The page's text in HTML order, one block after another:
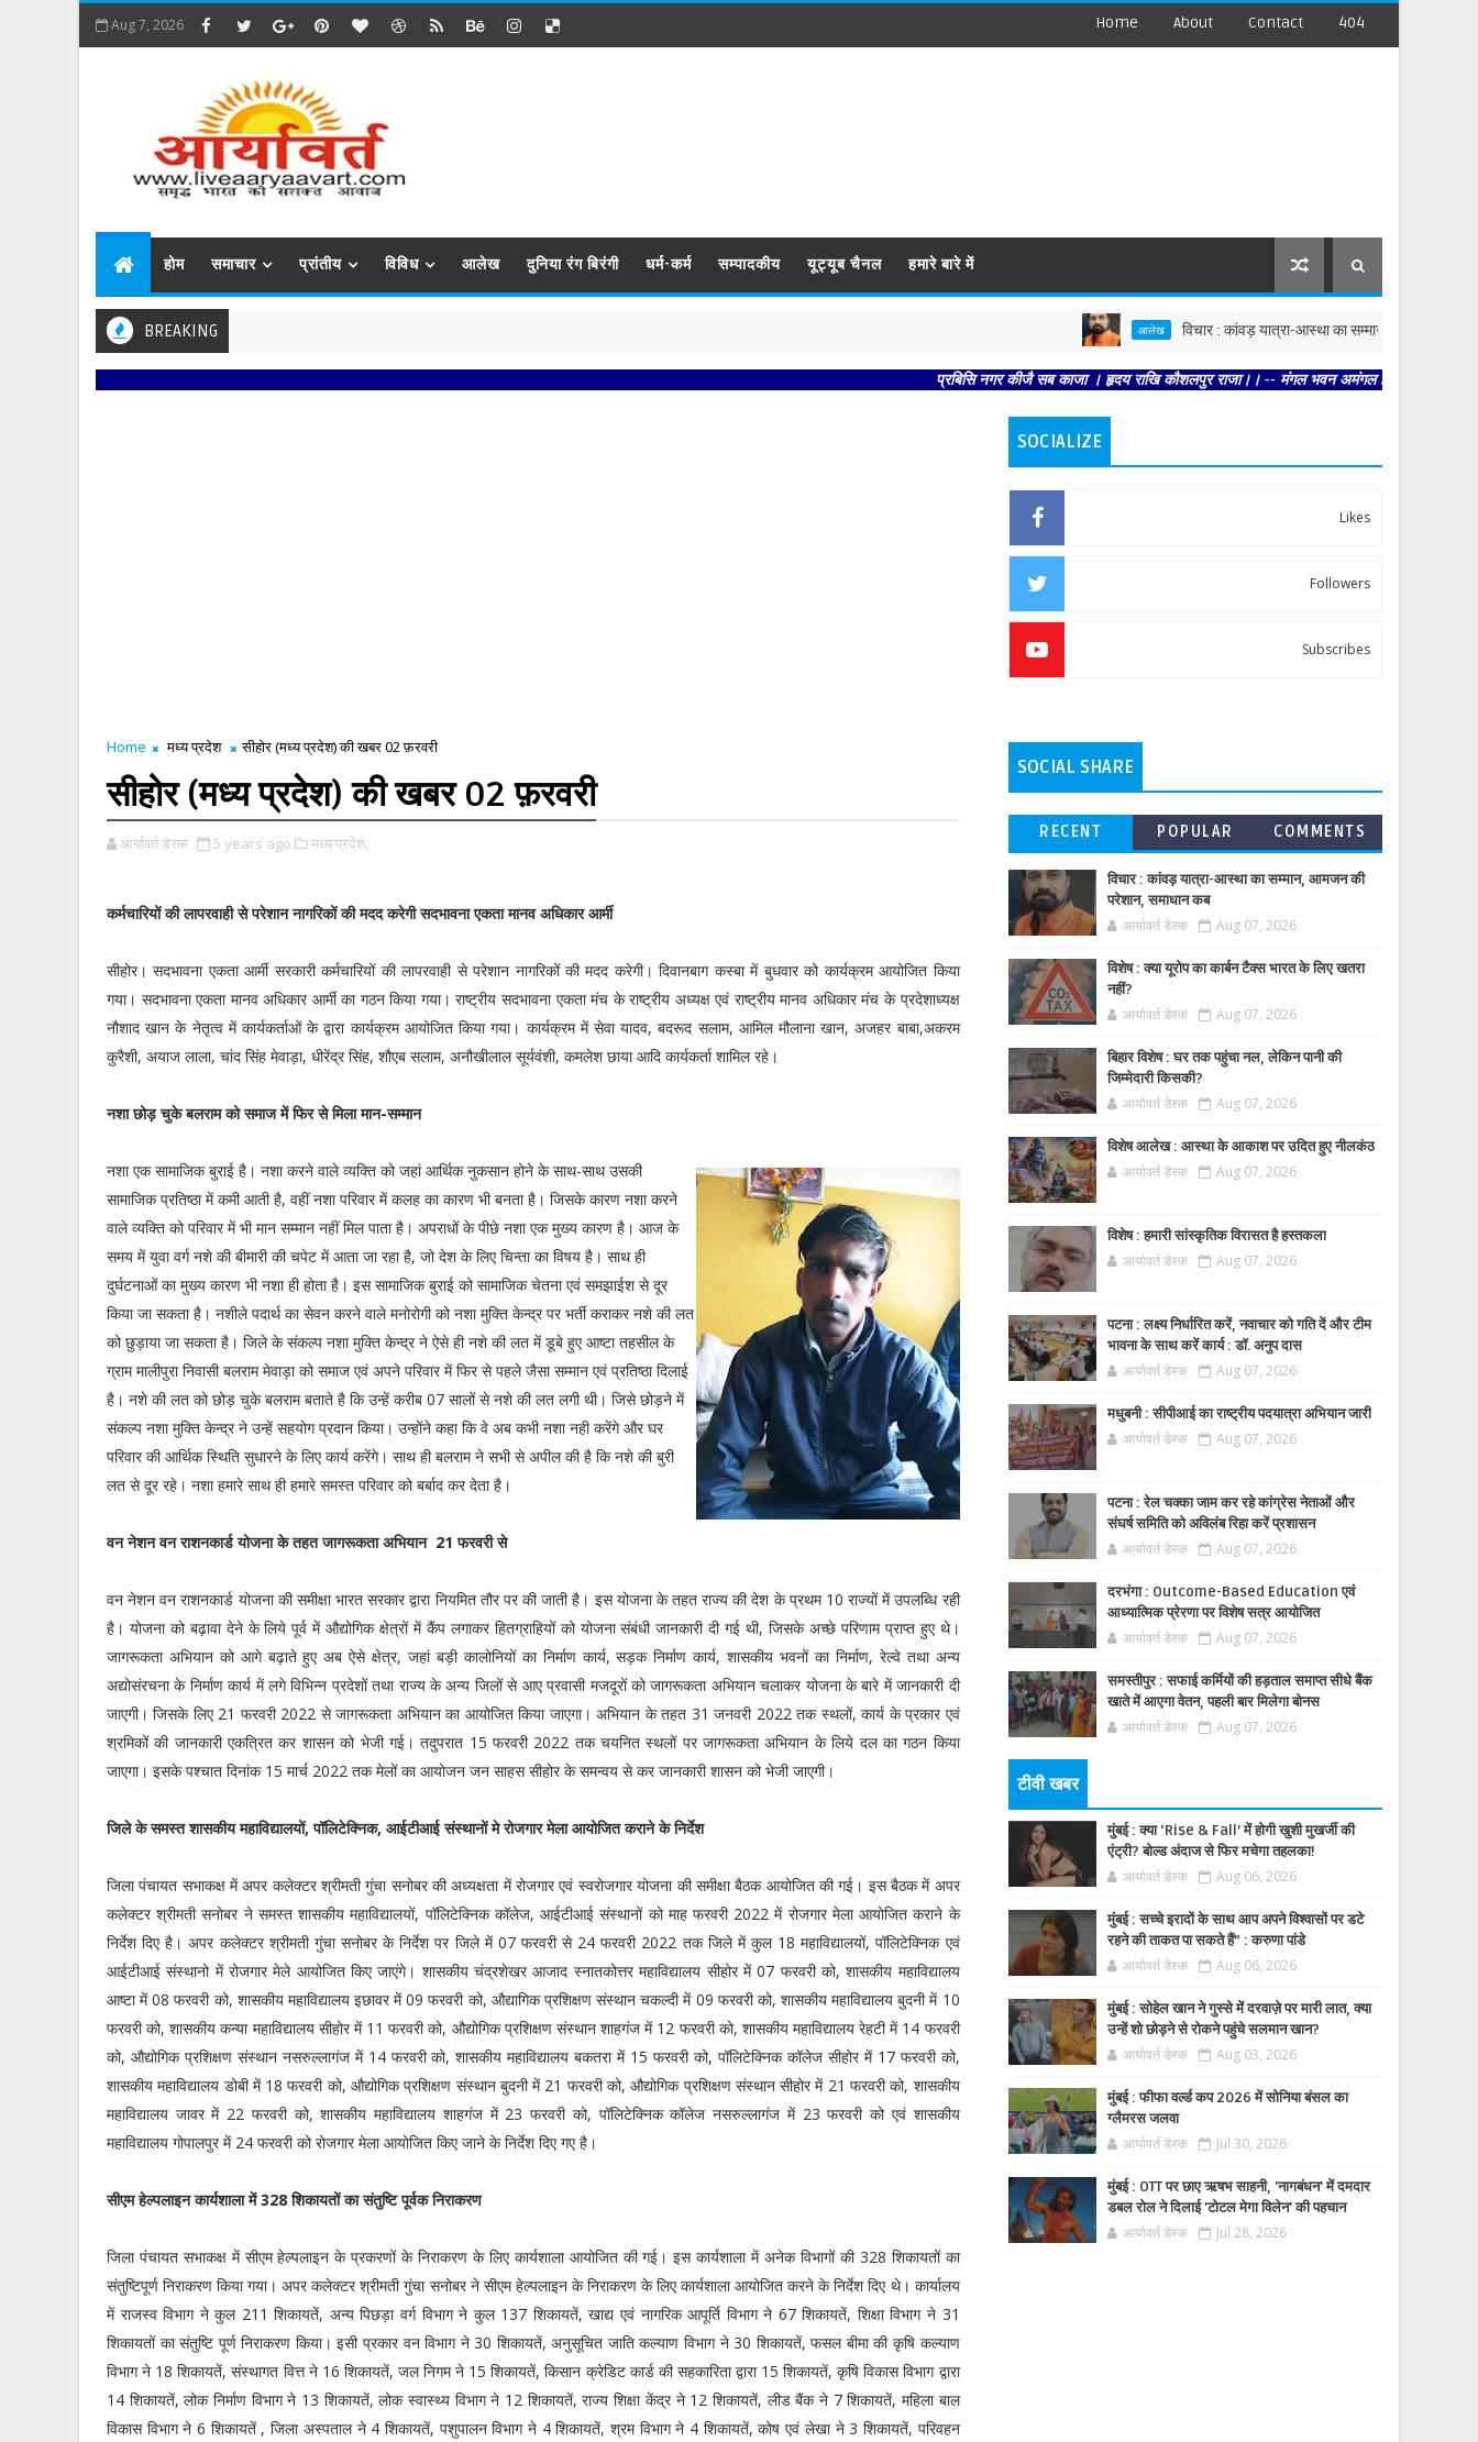
Aug 7, 2026 Home About Contact 404
होम समाचार प्रांतीय विविध आलेख दुनिया रंग बिरंगी धर्म-कर्म सम्पादकीय यूट्यूब चैनल हमारे बारे में
BREAKING आलेख विचार : कांवड़ यात्रा-आस्था का सम्मान, आमजन की परेशान,
प्रबिसि नगर कीजै सब काजा । हृदय राखि कौशलपुर राजा।। -- मंगल भवन अमंगल हारी। द्रवहु सुदसरथ अजिर
Home मध्य प्रदेश सीहोर (मध्य प्रदेश) की खबर 02 फ़रवरी
सीहोर (मध्य प्रदेश) की खबर 02 फ़रवरी
आर्यावर्त डेस्क 5 years ago मध्य प्रदेश,
कर्मचारियों की लापरवाही से परेशान नागरिकों की मदद करेगी सदभावना एकता मानव अधिकार आर्मी
सीहोर। सदभावना एकता आर्मी सरकारी कर्मचारियों की लापरवाही से परेशान नागरिकों की मदद करेगी। दिवानबाग कस्बा में बुधवार को कार्यक्रम आयोजित किया
गया। सदभावना एकता मानव अधिकार आर्मी का गठन किया गया। राष्ट्रीय सदभावना एकता मंच के राष्ट्रीय अध्यक्ष एवं राष्ट्रीय मानव अधिकार मंच के प्रदेशाध्यक्ष
नौशाद खान के नेतृत्व में कार्यकर्ताओं के द्वारा कार्यक्रम आयोजित किया गया। कार्यक्रम में सेवा यादव, बदरूद सलाम, आमिल मौलाना खान, अजहर बाबा,अकरम
कुरैशी, अयाज लाला, चांद सिंह मेवाड़ा, धीरेंद्र सिंह, शौएब सलाम, अनौखीलाल सूर्यवंशी, कमलेश छाया आदि कार्यकर्ता शामिल रहे।
नशा छोड़ चुके बलराम को समाज में फिर से मिला मान-सम्मान
नशा एक सामाजिक बुराई है। नशा करने वाले व्यक्ति को जहां आर्थिक नुकसान होने के साथ-साथ उसकी
सामाजिक प्रतिष्ठा में कमी आती है, वहीं नशा परिवार में कलह का कारण भी बनता है। जिसके कारण नशा करने
वाले व्यक्ति को परिवार में भी मान सम्मान नहीं मिल पाता है। अपराधों के पीछे नशा एक मुख्य कारण है। आज के
समय में युवा वर्ग नशे की बीमारी की चपेट में आता जा रहा है, जो देश के लिए चिन्ता का विषय है। साथ ही
दुर्घटनाओं का मुख्य कारण भी नशा ही होता है। इस सामाजिक बुराई को सामाजिक चेतना एवं समझाईश से दूर
किया जा सकता है। नशीले पदार्थ का सेवन करने वाले मनोरोगी को नशा मुक्ति केन्द्र पर भर्ती कराकर नशे की लत
को छुड़ाया जा सकता है। जिले के संकल्प नशा मुक्ति केन्द्र ने ऐसे ही नशे की लत में डूबे हुए आष्टा तहसील के
ग्राम मालीपुरा निवासी बलराम मेवाड़ा को समाज एवं अपने परिवार में फिर से पहले जैसा सम्मान एवं प्रतिष्ठा दिलाई
है। नशे की लत को छोड़ चुके बलराम बताते है कि उन्हें करीब 07 सालों से नशे की लत लगी थी। जिसे छोड़ने में
संकल्प नशा मुक्ति केन्द्र ने उन्हें सहयोग प्रदान किया। उन्होंने कहा कि वे अब कभी नशा नही करेंगे और घर
परिवार की आर्थिक स्थिति सुधारने के लिए कार्य करेंगे। साथ ही बलराम ने सभी से अपील की है कि नशे की बुरी
लत से दूर रहे। नशा हमारे साथ ही हमारे समस्त परिवार को बर्बाद कर देता है।
वन नेशन वन राशनकार्ड योजना के तहत जागरूकता अभियान 21 फरवरी से
वन नेशन वन राशनकार्ड योजना की समीक्षा भारत सरकार द्वारा नियमित तौर पर की जाती है। इस योजना के तहत राज्य की देश के प्रथम 10 राज्यों में उपलब्धि रही
है। योजना को बढ़ावा देने के लिये पूर्व में औद्योगिक क्षेत्रों में कैंप लगाकर हितग्राहियों को योजना संबंधी जानकारी दी गई थी, जिसके अच्छे परिणाम प्राप्त हुए थे।
जागरूकता अभियान को आगे बढ़ाते हुए अब ऐसे क्षेत्र, जहां बड़ी कालोनियों का निर्माण कार्य, सड़क निर्माण कार्य, शासकीय भवनों का निर्माण, रेल्वे तथा अन्य
अद्योसंरचना के निर्माण कार्य में लगे विभिन्न प्रदेशों तथा राज्य के अन्य जिलों से आए प्रवासी मजदूरों को जागरूकता अभियान चलाकर योजना के बारे में जानकारी दी
जाएगी। जिसके लिए 21 फरवरी 2022 से जागरूकता अभियान का आयोजित किया जाएगा। अभियान के तहत 31 जनवरी 2022 तक स्थलों, कार्य के प्रकार एवं
श्रमिकों की जानकारी एकत्रित कर शासन को भेजी गई। तदुपरात 15 फरवरी 2022 तक चयनित स्थलों पर जागरूकता अभियान के लिये दल का गठन किया
जाएगा। इसके पश्चात दिनांक 15 मार्च 2022 तक मेलों का आयोजन जन साहस सीहोर के समन्वय से कर जानकारी शासन को भेजी जाएगी।
जिले के समस्त शासकीय महाविद्यालयों, पॉलिटेक्निक, आईटीआई संस्थानों मे रोजगार मेला आयोजित कराने के निर्देश
जिला पंचायत सभाकक्ष में अपर कलेक्टर श्रीमती गुंचा सनोबर की अध्यक्षता में रोजगार एवं स्वरोजगार योजना की समीक्षा बैठक आयोजित की गई। इस बैठक में अपर
कलेक्टर श्रीमती सनोबर ने समस्त शासकीय महाविद्यालयों, पॉलिटेक्निक कॉलेज, आईटीआई संस्थानों को माह फरवरी 2022 में रोजगार मेला आयोजित कराने के
निर्देश दिए है। अपर कलेक्टर श्रीमती गुंचा सनोबर के निर्देश पर जिले में 07 फरवरी से 24 फरवरी 2022 तक जिले में कुल 18 महाविद्यालयों, पॉलिटेक्निक एवं
आईटीआई संस्थानो में रोजगार मेले आयोजित किए जाएंगे। शासकीय चंद्रशेखर आजाद स्नातकोत्तर महाविद्यालय सीहोर में 07 फरवरी को, शासकीय महाविद्यालय
आष्टा में 08 फरवरी को, शासकीय महाविद्यालय इछावर में 09 फरवरी को, औद्यागिक प्रशिक्षण संस्थान चकल्दी में 09 फरवरी को, शासकीय महाविद्यालय बुदनी में 10
फरवरी को, शासकीय कन्या महाविद्यालय सीहोर में 11 फरवरी को, औद्योगिक प्रशिक्षण संस्थान शाहगंज में 12 फरवरी को, शासकीय महाविद्यालय रेहटी में 14 फरवरी
को, औद्योगिक प्रशिक्षण संस्थान नसरुल्लागंज में 14 फरवरी को, शासकीय महाविद्यालय बकतरा में 15 फरवरी को, पॉलिटेक्निक कॉलेज सीहोर में 17 फरवरी को,
शासकीय महाविद्यालय डोबी में 18 फरवरी को, औद्योगिक प्रशिक्षण संस्थान बुदनी में 21 फरवरी को, औद्योगिक प्रशिक्षण संस्थान सीहोर में 21 फरवरी को, शासकीय
महाविद्यालय जावर में 22 फरवरी को, शासकीय महाविद्यालय शाहगंज में 23 फरवरी को, पॉलिटेक्निक कॉलेज नसरुल्लागंज में 23 फरवरी को एवं शासकीय
महाविद्यालय गोपालपुर में 24 फरवरी को रोजगार मेला आयोजित किए जाने के निर्देश दिए गए है।
सीएम हेल्पलाइन कार्यशाला में 328 शिकायतों का संतुष्टि पूर्वक निराकरण
जिला पंचायत सभाकक्ष में सीएम हेल्पलाइन के प्रकरणों के निराकरण के लिए कार्यशाला आयोजित की गई। इस कार्यशाला में अनेक विभागों की 328 शिकायतों का
संतुष्टिपूर्ण निराकरण किया गया। अपर कलेक्टर श्रीमती गुंचा सनोबर ने सीएम हेल्पलाइन के निराकरण के लिए कार्यशाला आयोजित करने के निर्देश दिए थे। कार्यालय
में राजस्व विभाग ने कुल 211 शिकायतें, अन्य पिछड़ा वर्ग विभाग ने कुल 137 शिकायतें, खाद्य एवं नागरिक आपूर्ति विभाग ने 67 शिकायतें, शिक्षा विभाग ने 31
शिकायतों का संतुष्टि पूर्ण निराकरण किया। इसी प्रकार वन विभाग ने 30 शिकायतें, अनुसूचित जाति कल्याण विभाग ने 30 शिकायतें, फसल बीमा की कृषि कल्याण
विभाग ने 18 शिकायतें, संस्थागत वित्त ने 16 शिकायतें, जल निगम ने 15 शिकायतें, किसान क्रेडिट कार्ड की सहकारिता द्वारा 15 शिकायतें, कृषि विकास विभाग द्वारा
14 शिकायतें, लोक निर्माण विभाग ने 13 शिकायतें, लोक स्वास्थ्य विभाग ने 12 शिकायतें, राज्य शिक्षा केंद्र ने 12 शिकायतें, लीड बैंक ने 7 शिकायतें, महिला बाल
विकास विभाग ने 6 शिकायतें , जिला अस्पताल ने 4 शिकायतें, पशुपालन विभाग ने 4 शिकायतें, श्रम विभाग ने 4 शिकायतें, कोष एवं लेखा ने 3 शिकायतें, परिवहन
SOCIALIZE
Likes
Followers
Subscribes
SOCIAL SHARE
RECENT POPULAR COMMENTS
विचार : कांवड़ यात्रा-आस्था का सम्मान, आमजन की
परेशान, समाधान कब
आर्यावर्त डेस्क Aug 07, 2026
विशेष : क्या यूरोप का कार्बन टैक्स भारत के लिए खतरा
नहीं?
आर्यावर्त डेस्क Aug 07, 2026
बिहार विशेष : घर तक पहुंचा नल, लेकिन पानी की
जिम्मेदारी किसकी?
आर्यावर्त डेस्क Aug 07, 2026
विशेष आलेख : आस्था के आकाश पर उदित हुए नीलकंठ
आर्यावर्त डेस्क Aug 07, 2026
विशेष : हमारी सांस्कृतिक विरासत है हस्तकला
आर्यावर्त डेस्क Aug 07, 2026
पटना : लक्ष्य निर्धारित करें, नवाचार को गति दें और टीम
भावना के साथ करें कार्य : डॉ. अनुप दास
आर्यावर्त डेस्क Aug 07, 2026
मधुबनी : सीपीआई का राष्ट्रीय पदयात्रा अभियान जारी
आर्यावर्त डेस्क Aug 07, 2026
पटना : रेल चक्का जाम कर रहे कांग्रेस नेताओं और
संघर्ष समिति को अविलंब रिहा करें प्रशासन
आर्यावर्त डेस्क Aug 07, 2026
दरभंगा : Outcome-Based Education एवं
आध्यात्मिक प्रेरणा पर विशेष सत्र आयोजित
आर्यावर्त डेस्क Aug 07, 2026
समस्तीपुर : सफाई कर्मियों की हड़ताल समाप्त सीधे बैंक
खाते में आएगा वेतन, पहली बार मिलेगा बोनस
आर्यावर्त डेस्क Aug 07, 2026
टीवी खबर
मुंबई : क्या ‘Rise & Fall’ में होगी खुशी मुखर्जी की
एंट्री? बोल्ड अंदाज से फिर मचेगा तहलका!
आर्यावर्त डेस्क Aug 06, 2026
मुंबई : सच्चे इरादों के साथ आप अपने विश्वासों पर डटे
रहने की ताकत पा सकते हैं” : करुणा पांडे
आर्यावर्त डेस्क Aug 06, 2026
मुंबई : सोहेल खान ने गुस्से में दरवाज़े पर मारी लात, क्या
उन्हें शो छोड़ने से रोकने पहुंचे सलमान खान?
आर्यावर्त डेस्क Aug 03, 2026
मुंबई : फीफा वर्ल्ड कप 2026 में सोनिया बंसल का
ग्लैमरस जलवा
आर्यावर्त डेस्क Jul 30, 2026
मुंबई : OTT पर छाए ऋषभ साहनी, 'नागबंधन' में दमदार
डबल रोल ने दिलाई 'टोटल मेगा विलेन' की पहचान
आर्यावर्त डेस्क Jul 28, 2026